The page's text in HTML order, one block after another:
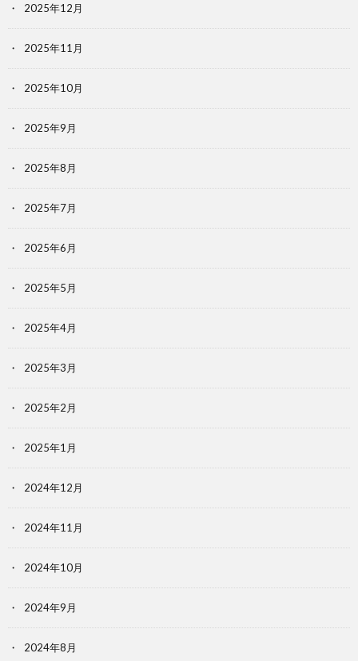
2025年12月
2025年11月
2025年10月
2025年9月
2025年8月
2025年7月
2025年6月
2025年5月
2025年4月
2025年3月
2025年2月
2025年1月
2024年12月
2024年11月
2024年10月
2024年9月
2024年8月